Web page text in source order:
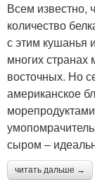
Всем известно,
количество
с этим кушанья
многих странах
восточных. Но
американское
сыром –
читать дальше →